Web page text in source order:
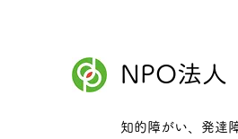
NPO法人
知的障がい、発達